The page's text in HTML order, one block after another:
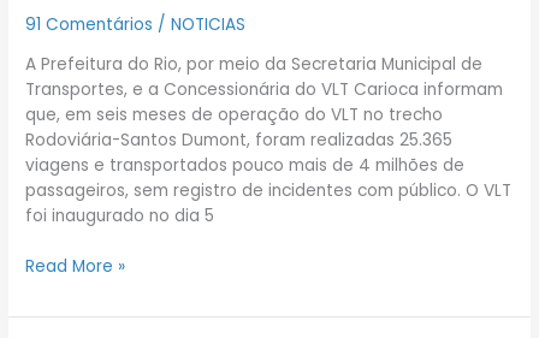
91 Comentários /NOTICIAS
A Prefeitura do Rio, por meio da Secretaria Municipal de
Transportes, e a Concessionária do VLT Carioca informam
que, em seis meses de operação do VLT no trecho
Rodoviária-Santos Dumont, foram realizadas 25.365
viagens e transportados pouco mais de 4 milhões de
passageiros, sem registro de incidentes com público. O VLT
foi inaugurado no dia 5
meses
operação
Read More »